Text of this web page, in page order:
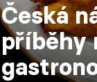
Česká
příběhy